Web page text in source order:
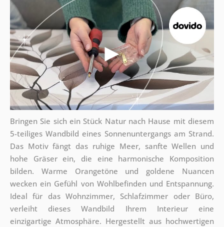
Bringen Sie sich ein Stück Natur nach Hause mit diesem
5-teiliges Wandbild eines Sonnenuntergangs am Strand.
Das Motiv fängt das ruhige Meer, sanfte Wellen und
hohe Gräser ein, die eine harmonische Komposition
bilden. Warme Orangetöne und goldene Nuancen
wecken ein Gefühl von Wohlbefinden und Entspannung.
Ideal für das Wohnzimmer, Schlafzimmer oder Büro,
verleiht dieses Wandbild Ihrem Interieur eine
einzigartige Atmosphäre. Hergestellt aus hochwertigen